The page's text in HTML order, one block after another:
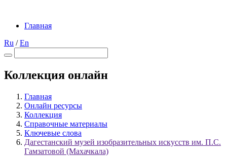
Главная
Ru /En
Коллекция онлайн
Главная
Онлайн ресурсы
Коллекция
Справочные материалы
Ключевые слова
Дагестанский музей изобразительных искусств им. П.С.
Гамзатовой (Махачкала)